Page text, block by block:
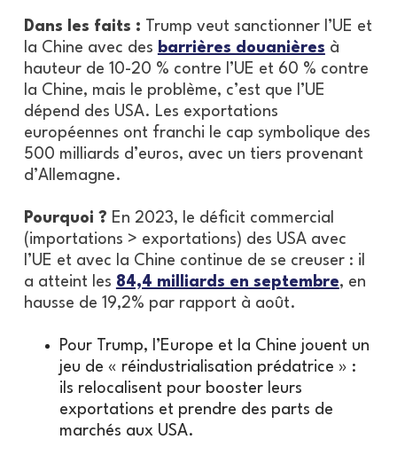
Dans les faits : Trump veut sanctionner l’UE et
la Chine avec des barrières douanières à
hauteur de 10-20 % contre l’UE et 60 % contre
la Chine, mais le problème, c’est que l’UE
dépend des USA. Les exportations
européennes ont franchi le cap symbolique des
500 milliards d’euros, avec un tiers provenant
d’Allemagne.
Pourquoi ? En 2023, le déficit commercial
(importations > exportations) des USA avec
l’UE et avec la Chine continue de se creuser : il
a atteint les 84,4 milliards en septembre, en
hausse de 19,2% par rapport à août.
Pour Trump, l’Europe et la Chine jouent un
jeu de « réindustrialisation prédatrice » :
ils relocalisent pour booster leurs
exportations et prendre des parts de
marchés aux USA.